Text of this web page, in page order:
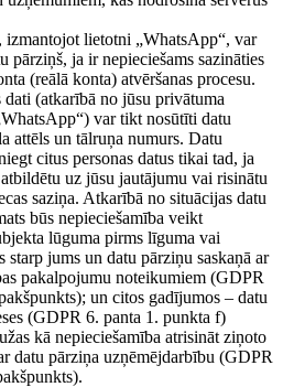
izmantojot lietotni „WhatsApp“, var
pārziņš, ja ir nepieciešams sazināties
(reālā konta) atvēršanas procesu.
dati (atkarībā no jūsu privātuma
var tikt nosūtīti datu
attēls un tālruņa numurs. Datu
citus personas datus tikai tad, ja
uz jūsu jautājumu vai risinātu
saziņa. Atkarībā no situācijas datu
būs nepieciešamība veikt
lūguma pirms līguma vai
starp jums un datu pārziņu saskaņā ar
pakalpojumu noteikumiem (GDPR
un citos gadījumos – datu
(GDPR 6. panta 1. punkta f)
kā nepieciešamība atrisināt ziņoto
datu pārziņa uzņēmējdarbību (GDPR